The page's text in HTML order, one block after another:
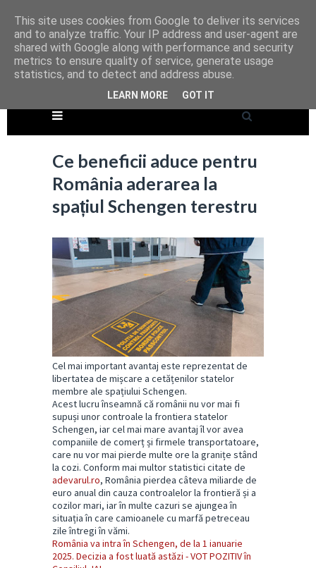
Ce beneficii aduce pentru
România aderarea la
spațiul Schengen terestru
Cel mai important avantaj este reprezentat de
libertatea de mișcare a cetățenilor statelor
membre ale spațiului Schengen.
Acest lucru înseamnă că românii nu vor mai fi
supuși unor controale la frontiera statelor
Schengen, iar cel mai mare avantaj îl vor avea
companiile de comerț și firmele transportatoare,
care nu vor mai pierde multe ore la granițe stând
la cozi. Conform mai multor statistici citate de
adevarul.ro, România pierdea câteva miliarde de
euro anual din cauza controalelor la frontieră și a
cozilor mari, iar în multe cazuri se ajungea în
situația în care camioanele cu marfă petreceau
zile întregi în vămi.
România va intra în Schengen, de la 1 ianuarie
2025. Decizia a fost luată astăzi - VOT POZITIV în
This site uses cookies from Google to deliver its services
and to analyze traffic. Your IP address and user-agent are
shared with Google along with performance and security
metrics to ensure quality of service, generate usage
statistics, and to detect and address abuse.
LEARN MORE GOT IT